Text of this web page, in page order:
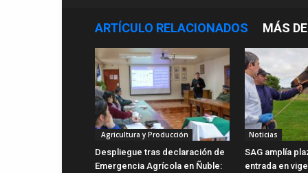
ARTÍCULO RELACIONADOS MÁS
Agricultura y Producción
Despliegue tras declaración de
Emergencia Agrícola en Ñuble:
Noticias
SAG amplía
entrada en